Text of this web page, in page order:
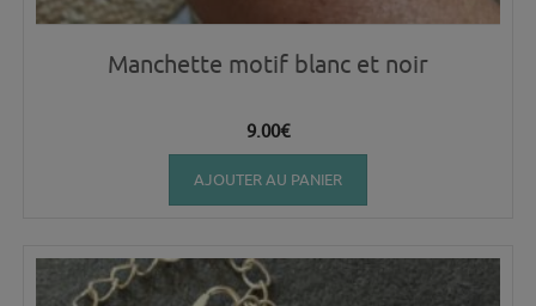
Manchette motif blanc et noir
9.00€
AJOUTER AU PANIER